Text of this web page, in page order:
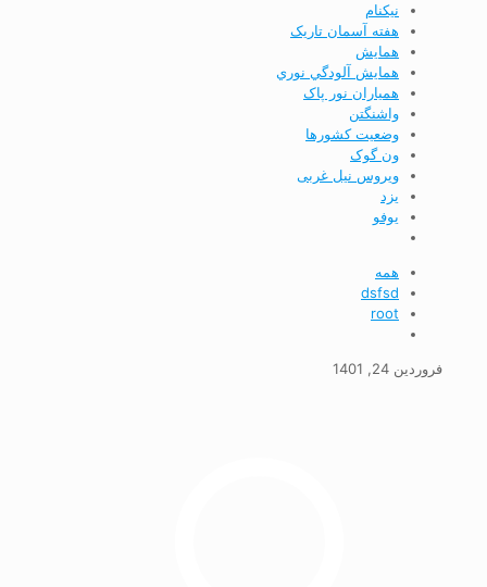
نیکنام
هفته آسمان تاریک
همايش
همايش آلودگي نوري
همیاران نور پاک
واشنگتن
وضعيت كشورها
ون گوک
ویروس نیل غربی
يزد
يوفو
همه
dsfsd
root
فروردین 24, 1401